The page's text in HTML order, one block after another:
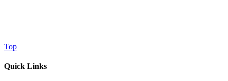
Top
Quick Links